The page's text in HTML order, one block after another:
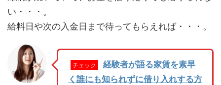
い・・・。
給料日や次の入金日まで待ってもらえれば・・・。
チェック
経験者が語る家賃を素早
く誰にも知られずに借り入れする方